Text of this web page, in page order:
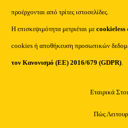
προέρχονται από τρίτες ιστοσελίδες.
Η επισκεψιμότητα μετριέται μεcookieless
cookies ή αποθήκευση προσωπικών
τον Κανονισμό (ΕΕ) 2016/679 (GDPR).
Εταιρικά
Πώς